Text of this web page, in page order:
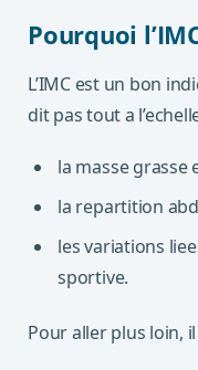
Pourquoi
L’IMC est un bon
dit pas tout a
la masse grasse
la repartition
les variations
sportive.
Pour aller plus loin,